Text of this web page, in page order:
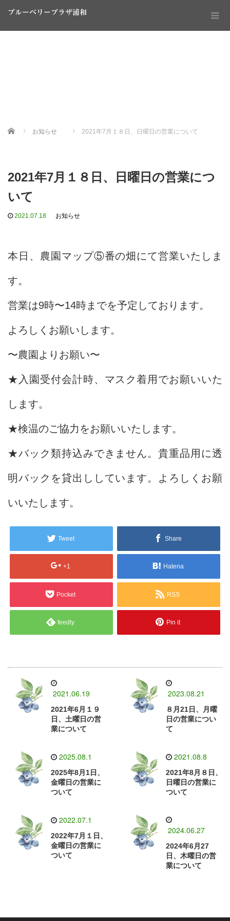
ブルーベリープラザ浦和
Home お知らせ 2021年7月１８日、日曜日の営業について
2021年7月１８日、日曜日の営業につ
いて
2021.07.18 お知らせ
本日、農園マップ⑤番の畑にて営業いたしま
す。
営業は9時〜14時までを予定しております。
よろしくお願いします。
〜農園よりお願い〜
★入園受付会計時、マスク着用でお願いいた
します。
★検温のご協力をお願いいたします。
★バック類持込みできません。貴重品用に透
明バックを貸出ししています。よろしくお願
いいたします。
Tweet Share
+1 Hatena
Pocket RSS
feedly Pin it
2021.06.19
2021年6月１９
日、土曜日の営
業について
2023.08.21
８月21日、月曜
日の営業につい
て
2025.08.1
2025年8月1日、
金曜日の営業に
ついて
2021.08.8
2021年8月８日、
日曜日の営業に
ついて
2022.07.1
2022年7月１日、
金曜日の営業に
ついて
2024.06.27
2024年6月27
日、木曜日の営
業について